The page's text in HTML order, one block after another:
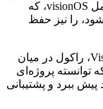
حال، وی همچنان ریاست بر توسعه سیستم‌عامل visionOS، که
را نیز حفظ
با وجود عملکرد تجاری نه‌چندان موفق Vision Pro، راکول در میان
توانسته پروژه‌ای
پیش ببرد و پشتیبانی